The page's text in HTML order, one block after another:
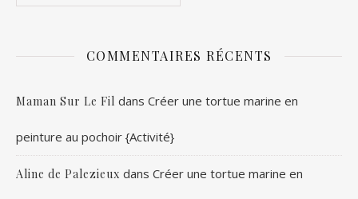
COMMENTAIRES RÉCENTS
Maman Sur Le Fil dans Créer une tortue marine en
peinture au pochoir {Activité}
Aline de Palezieux dans Créer une tortue marine en